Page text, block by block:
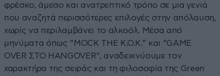
φρέσκο, άμεσο και ανατρεπτικό τρόπο σε μια γενιά
που αναζητά περισσότερες επιλογές στην απόλαυση,
χωρίς να περιλαμβάνει το αλκοόλ. Μέσα από
μηνύματα όπως “MOCK THE K.O.K.” και “GAME
OVER ΣΤΟ HANGOVER”, αναδεικνύουμε τον
χαρακτήρα της σειράς και τη φιλοσοφία της Green